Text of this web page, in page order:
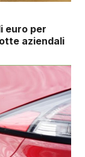
euro per
aziendali